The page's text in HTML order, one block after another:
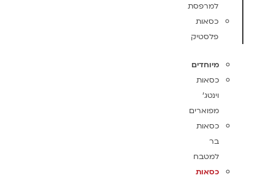
למרפסת
כסאות
פלסטיק
מיוחדים
כסאות
וינטג'
מפוארים
כסאות
בר
למטבח
כסאות